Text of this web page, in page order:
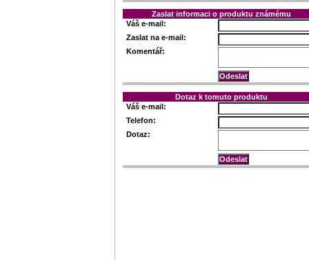
Zaslat informaci o produktu známému
Váš e-mail:
Zaslat na e-mail:
Komentář:
Dotaz k tomuto produktu
Váš e-mail:
Telefon:
Dotaz: